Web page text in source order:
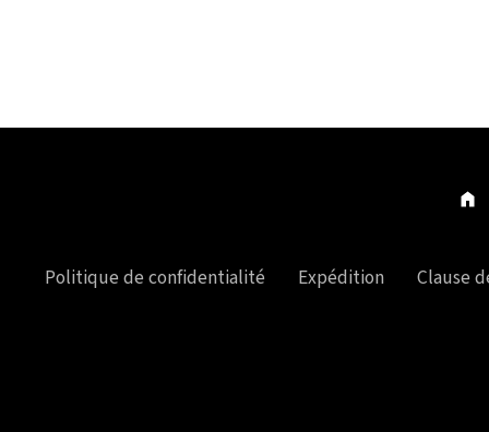
Politique de confidentialité Expédition Clause